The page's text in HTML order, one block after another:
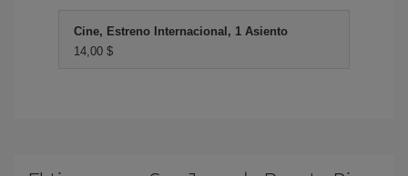
Cine, Estreno Internacional, 1 Asiento
14,00 $